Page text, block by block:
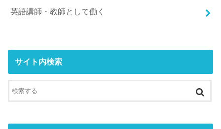
英語講師・教師として働く
サイト内検索